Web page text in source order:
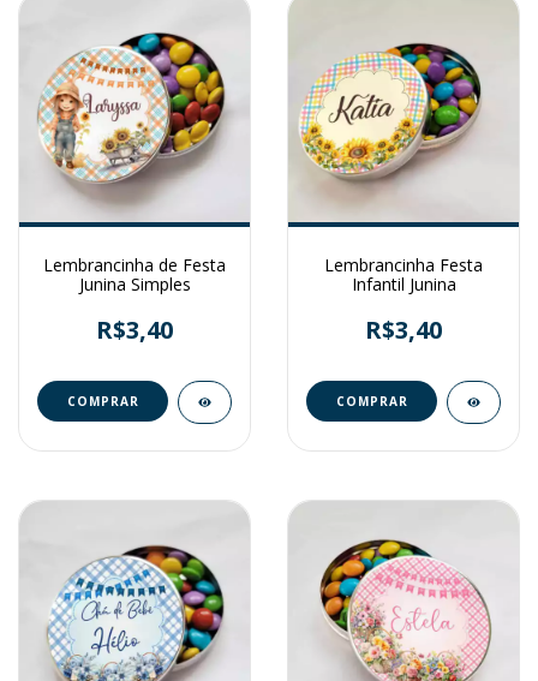
Lembrancinha de Festa
Junina Simples
R$3,40
Lembrancinha Festa
Infantil Junina
R$3,40